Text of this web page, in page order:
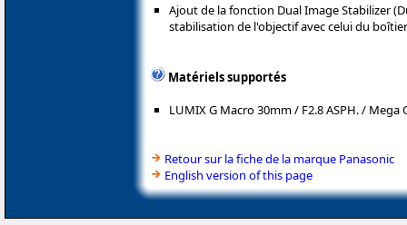
Ajout de la fonction Dual Image Stabilizer
stabilisation de l'objectif avec celui du
Matériels supportés
LUMIX G Macro 30mm / F2.8 ASPH. / Mega
Retour sur la fiche de la marque Panasonic
English version of this page